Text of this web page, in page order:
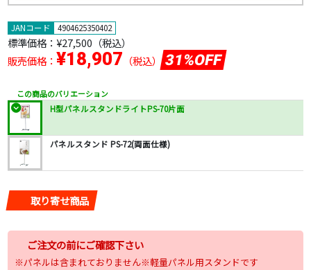
JANコード 4904625350402
標準価格： ¥27,500 （税込）
販売価格： ¥18,907 （税込） 31%OFF
この商品のバリエーション
H型パネルスタンドライトPS-70片面
パネルスタンド PS-72(両面仕様)
取り寄せ商品
ご注文の前にご確認下さい
※パネルは含まれておりません※軽量パネル用スタンドです